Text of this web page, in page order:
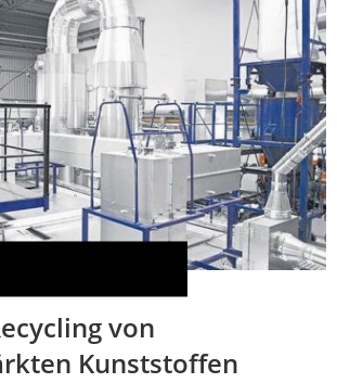
von
Kunststoffen